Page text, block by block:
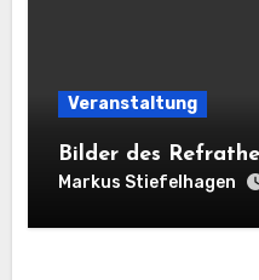
Veranstaltung
Bilder des
Markus Stiefelhagen